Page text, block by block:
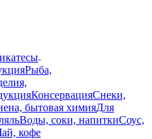
Рыба,
КонсервацияСнеки,
бытовая химияДля
Воды, соки, напиткиСоус,
кофе